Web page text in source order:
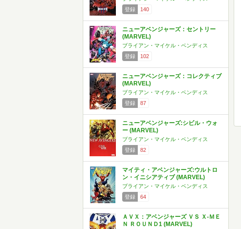
登録
140
ニューアベンジャーズ：セントリー
(MARVEL)
ブライアン・マイケル・ベンディス
登録
102
ニューアベンジャーズ：コレクティブ
(MARVEL)
ブライアン・マイケル・ベンディス
登録
87
ニューアベンジャーズ:シビル・ウォ
ー (MARVEL)
ブライアン・マイケル・ベンディス
登録
82
マイティ・アベンジャーズ:ウルトロ
ン・イニシアティブ (MARVEL)
ブライアン・マイケル・ベンディス
登録
64
ＡＶＸ：アベンジャーズ ＶＳ Ｘ-ＭＥ
Ｎ ＲＯＵＮＤ1 (MARVEL)